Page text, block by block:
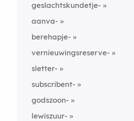
geslachtskundetje-
aanva-
berehapje-
vernieuwingsreserve-
sletter-
subscribent-
godszoon-
lewiszuur-